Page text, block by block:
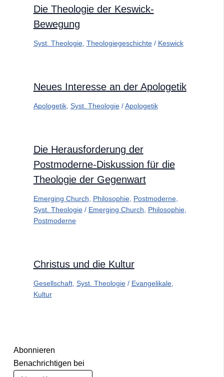
Die Theologie der Keswick-
Bewegung
Syst. Theologie, Theologiegeschichte/ Keswick
Neues Interesse an der Apologetik
Apologetik, Syst. Theologie/Apologetik
Die Herausforderung der
Postmoderne-Diskussion für die
Theologie der Gegenwart
Emerging Church Philosophie, Postmoderne,
Syst. Theologie/ Emerging Church Philosophie,
Postmoderne
Christus und die Kultur
Gesellschaft, Syst. Theologie/ Evangelikale,
Kultur
Abonnieren
Benachrichtigen bei